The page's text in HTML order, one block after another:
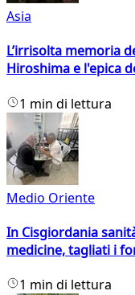
Asia
L’irrisolta memoria
Hiroshima e l'epica
1 min di lettura
Medio Oriente
In Cisgiordania
medicine, tagliati i
1 min di lettura